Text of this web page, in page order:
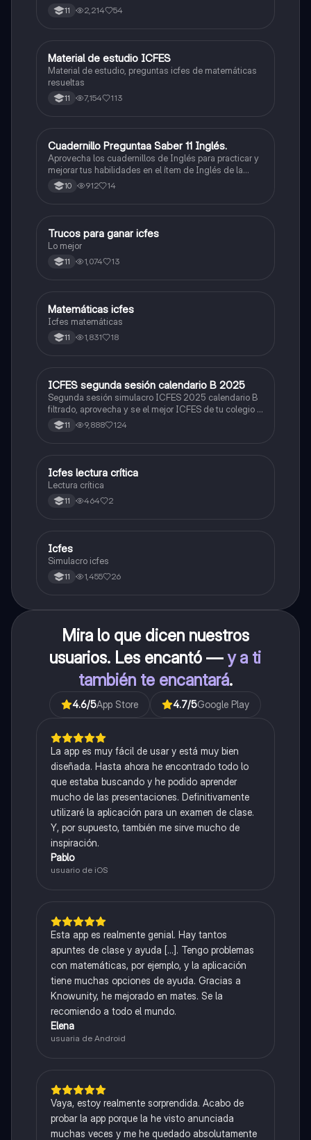
11 2,214 54
ICFES: Matemáticas
Material de estudio ICFES
Material de estudio, preguntas icfes de matemáticas
resueltas
11 7,154 113
ICFES: Inglés
Cuadernillo Preguntaa Saber 11 Inglés.
Aprovecha los cuadernillos de Inglés para practicar y
mejorar tus habilidades en el ítem de Inglés de la
Prueba Saber 11. 🫡
10 912 14
Química
Trucos para ganar icfes
Lo mejor
11 1,074 13
ICFES: Matemáticas
Matemáticas icfes
Icfes matemáticas
11 1,831 18
ICFES: Lectura Crítica
ICFES segunda sesión calendario B 2025
Segunda sesión simulacro ICFES 2025 calendario B
filtrado, aprovecha y se el mejor ICFES de tu colegio y
poder ingresar a universidad, y estudiar aquella
carrera con la que tanto sueñas.
11 9,888 124
Lengua Castellana
Icfes lectura crítica
Lectura crítica
11 464 2
ICFES: Sociales y Ciudadanas
Icfes
Simulacro icfes
11 1,455 26
Mira lo que dicen nuestros
usuarios. Les encantó —y a ti
también te encantará.
4.6/5App Store 4.7/5Google Play
La app es muy fácil de usar y está muy bien
diseñada. Hasta ahora he encontrado todo lo
que estaba buscando y he podido aprender
mucho de las presentaciones. Definitivamente
utilizaré la aplicación para un examen de clase.
Y, por supuesto, también me sirve mucho de
inspiración.
Pablo
usuario de iOS
Esta app es realmente genial. Hay tantos
apuntes de clase y ayuda [...]. Tengo problemas
con matemáticas, por ejemplo, y la aplicación
tiene muchas opciones de ayuda. Gracias a
Knowunity, he mejorado en mates. Se la
recomiendo a todo el mundo.
Elena
usuaria de Android
Vaya, estoy realmente sorprendida. Acabo de
probar la app porque la he visto anunciada
muchas veces y me he quedado absolutamente